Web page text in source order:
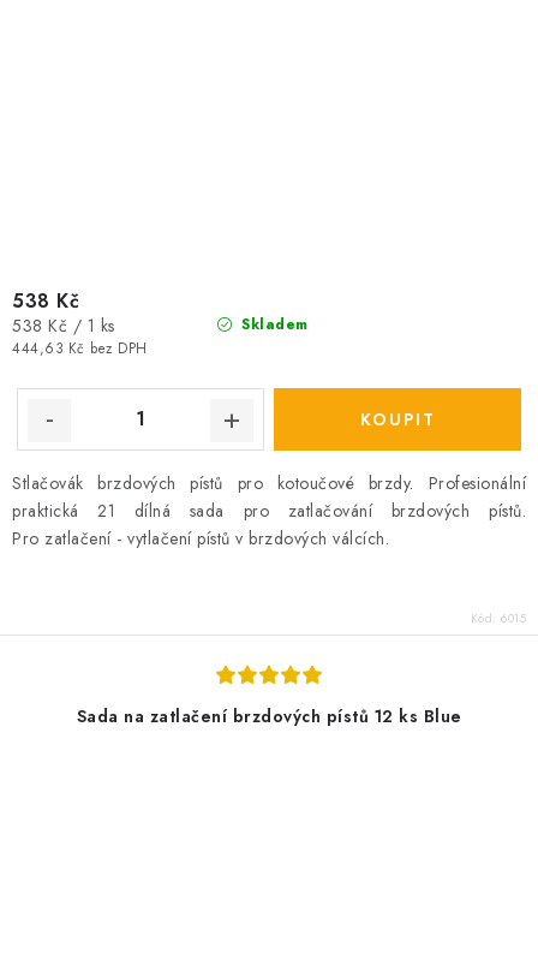
Skladem
444,63 Kč bez DPH
538 Kč
Měrná
cena:
538 Kč / 1 ks
Stlačovák brzdových pístů pro kotoučové brzdy. Profesionální
praktická 21 dílná sada pro zatlačování brzdových pístů.
Pro zatlačení - vytlačení pístů v brzdových válcích.
Kód: 6015
Sada na zatlačení brzdových pístů 12 ks Blue